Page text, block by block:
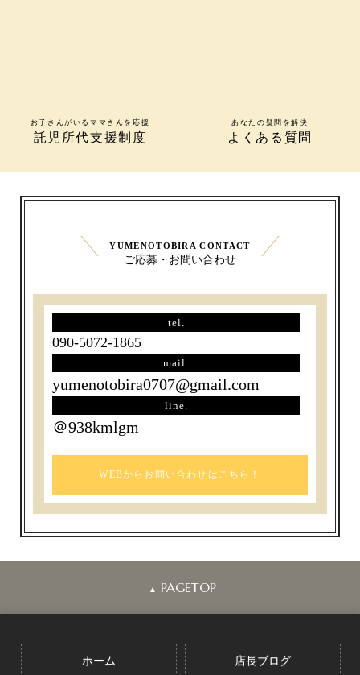
お子さんがいるママさんを応援
託児所代支援制度
あなたの疑問を解決
よくある質問
YUMENOTOBIRA CONTACT
ご応募・お問い合わせ
tel.
090-5072-1865
mail.
yumenotobira0707@gmail.com
line.
＠938kmlgm
WEBからお問い合わせはこちら！
▲ PAGETOP
ホーム 店長ブログ